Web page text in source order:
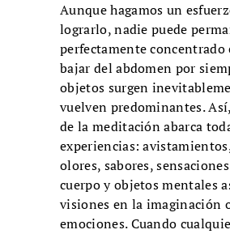
Aunque hagamos un
lograrlo, nadie puede
perfectamente
bajar del abdomen por
objetos surgen
vuelven predominantes.
de la meditación abarca
experiencias:
olores, sabores,
cuerpo y objetos mentales
visiones en la imaginación
emociones. Cuando